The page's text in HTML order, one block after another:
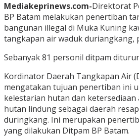
Mediakeprinews.com-Direktorat
BP Batam melakukan penertiban
bangunan illegal di Muka Kuning
tangkapan air waduk duriangkang,
Sebanyak 81 personil ditpam
Kordinator Daerah Tangkapan Air
mengatakan tujuan penertiban ini
kelestarian hutan dan ketersediaan
hutan lindung sebagai daerah
duringkang. Ini merupakan
yang dilakukan Ditpam BP Batam.